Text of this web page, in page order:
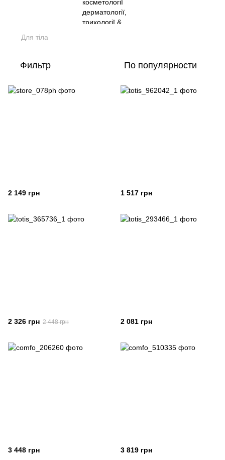
Для тіла
Фильтр По популярности
2 149 грн 1 517 грн
2 326 грн 2 448 грн 2 081 грн
3 448 грн 3 819 грн